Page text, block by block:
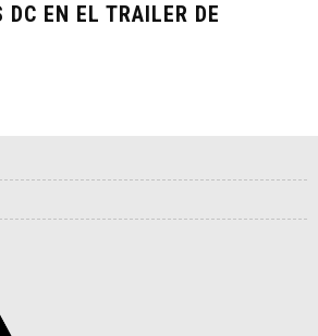
EN EL TRAILER DE